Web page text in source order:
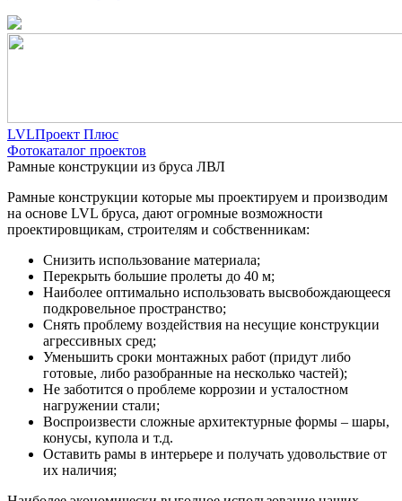
LVLПроект Плюс
Фотокаталог проектов
Рамные конструкции из бруса ЛВЛ
Рамные конструкции которые мы проектируем и производим
на основе LVL бруса, дают огромные возможности
проектировщикам, строителям и собственникам:
Снизить использование материала;
Перекрыть большие пролеты до 40 м;
Наиболее оптимально использовать высвобождающееся
подкровельное пространство;
Снять проблему воздействия на несущие конструкции
агрессивных сред;
Уменьшить сроки монтажных работ (придут либо
готовые, либо разобранные на несколько частей);
Не заботится о проблеме коррозии и усталостном
нагружении стали;
Воспроизвести сложные архитектурные формы – шары,
конусы, купола и т.д.
Оставить рамы в интерьере и получать удовольствие от
их наличия;